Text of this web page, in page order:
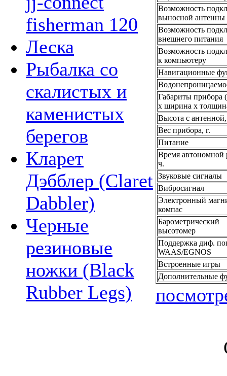
fisherman 120
Леска
Рыбалка со
скалистых и
каменистых
берегов
Кларет
Дэбблер (Claret
Dabbler)
Черные
резиновые
ножки (Black
Rubber Legs)
Возможность
выносной антенны
Возможность
внешнего питания
Возможность
к компьютеру
Навигационные
Габариты прибора
х ширина х
Высота с
Вес прибора, г.
Питание
Время автономной
ч.
Звуковые сигналы
Вибросигнал
Электронный
компас
Барометрический
высотомер
Поддержка диф.
WAAS/EGNOS
Встроенные игры
Дополнительные